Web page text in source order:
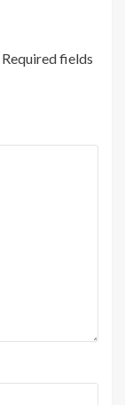
Required fields